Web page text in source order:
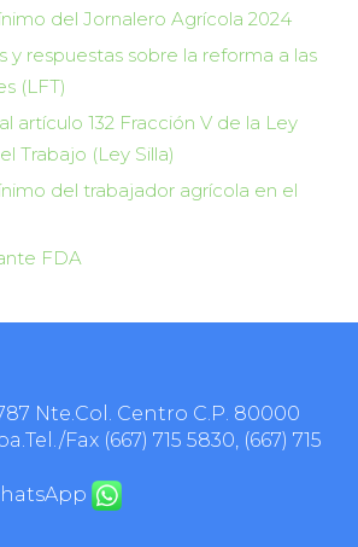
del Jornalero Agrícola 2024
y respuestas sobre la reforma a las
(LFT)
artículo 132 Fracción V de la Ley
Trabajo (Ley Silla)
del trabajador agrícola en el
FDA
Nte.Col. Centro C.P. 80000
Fax (667) 715 5830, (667) 715